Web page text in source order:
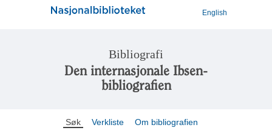
English
Bibliografi
Den internasjonale Ibsen-
bibliografien
Søk Verkliste Om bibliografien